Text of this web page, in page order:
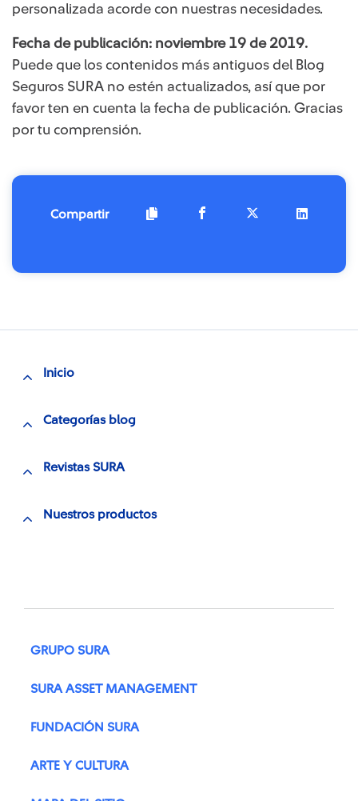
personalizada acorde con nuestras necesidades.
Fecha de publicación: noviembre 19 de 2019.
Puede que los contenidos más antiguos del Blog
Seguros SURA no estén actualizados, así que por
favor ten en cuenta la fecha de publicación. Gracias
por tu comprensión.​​​​​​
Compartir
Inicio
Categorías blog
Revistas SURA
Nuestros productos
GRUPO SURA
SURA ASSET MANAGEMENT
FUNDACIÓN SURA
ARTE Y CULTURA